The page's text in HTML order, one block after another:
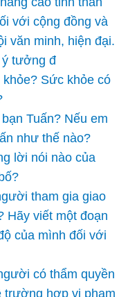
với cộng đồng và
văn minh, hiện đại.
ý tưởng đ
Sức khỏe có
Tuấn? Nếu em
như thế nào?
lời nói nào của
tham gia giao
Hãy viết một đoạn
của mình đối với
có thẩm quyền
trường hợp vi phạm